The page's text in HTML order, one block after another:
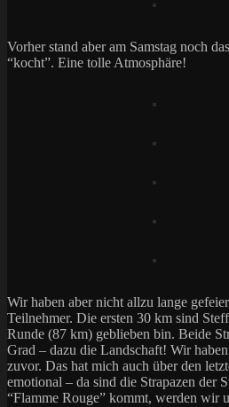
Vorher stand aber am Samstag noch
“kocht”. Eine tolle Atmosphäre!
Wir haben aber nicht allzu lange
Teilnehmer. Die ersten 30 km sind
Runde (87 km) geblieben bin. Beide
Grad – dazu die Landschaft! Wir
zuvor. Das hat mich auch über den
emotional – da sind die Strapazen der
“Flamme Rouge” kommt, werden wir